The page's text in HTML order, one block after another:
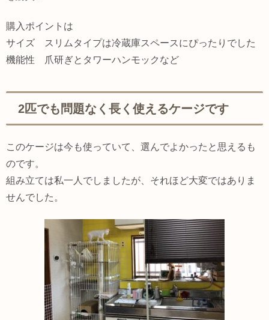
購入ポイントは
サイズ スリムタイプは冷蔵庫スペースにぴったりでした
機能性 爪研ぎとタワーハンモックなど
2匹でも問題なく長く使えるケージです
このケージは今も使っていて、選んでよかったと思えるも
のです。
組み立ては私一人でしましたが、それほど大変ではありま
せんでした。